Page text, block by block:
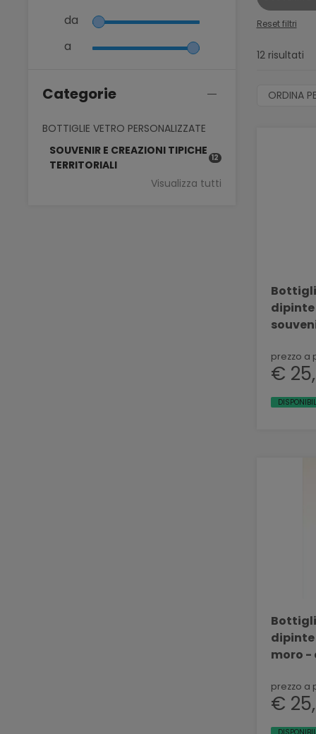
da
a
Categorie
BOTTIGLIE VETRO PERSONALIZZATE
SOUVENIR E CREAZIONI TIPICHE
TERRITORIALI
12
Visualizza tutti
Reset filtri
12 risultati
ORDINA
dipinte
prezzo a
€
dipinte
moro -
SVN 04
prezzo a
€